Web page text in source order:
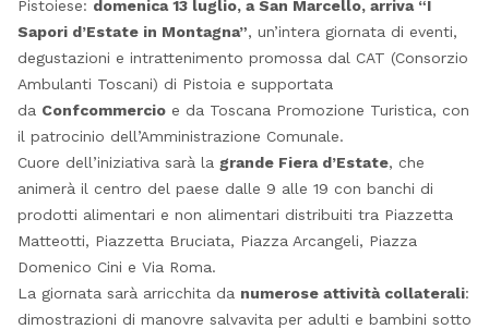
Pistoiese: domenica 13 luglio, a San Marcello, arriva “I
Sapori d’Estate in Montagna”, un’intera giornata di eventi,
degustazioni e intrattenimento promossa dal CAT (Consorzio
Ambulanti Toscani) di Pistoia e supportata
da Confcommercioe da Toscana Promozione Turistica, con
il patrocinio dell’Amministrazione Comunale.
Cuore dell’iniziativa sarà la grande Fiera d’Estate, che
animerà il centro del paese dalle 9 alle 19 con banchi di
prodotti alimentari e non alimentari distribuiti tra Piazzetta
Matteotti, Piazzetta Bruciata, Piazza Arcangeli, Piazza
Domenico Cini e Via Roma.
La giornata sarà arricchita da numerose attività collaterali:
dimostrazioni di manovre salvavita per adulti e bambini sotto